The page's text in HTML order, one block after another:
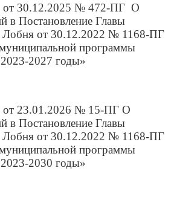
от 30.12.2025 № 472-ПГ О
в Постановление Главы
Лобня от 30.12.2022 № 1168-ПГ
программы
2027 годы»
от 23.01.2026 № 15-ПГ О
в Постановление Главы
Лобня от 30.12.2022 № 1168-ПГ
программы
2030 годы»